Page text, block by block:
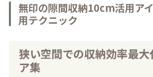
無印の隙間収納10cm活用ア
用テクニック
狭い空間での収納効率最大
ア集